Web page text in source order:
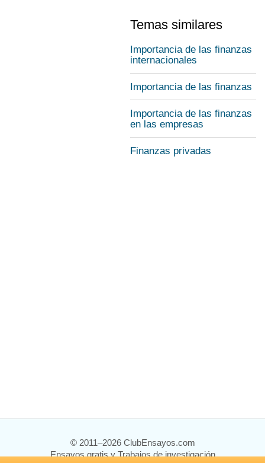
Temas similares
Importancia de las finanzas
internacionales
Importancia de las finanzas
Importancia de las finanzas
en las empresas
Finanzas privadas
© 2011–2026 ClubEnsayos.com
Ensayos gratis y Trabajos de investigación